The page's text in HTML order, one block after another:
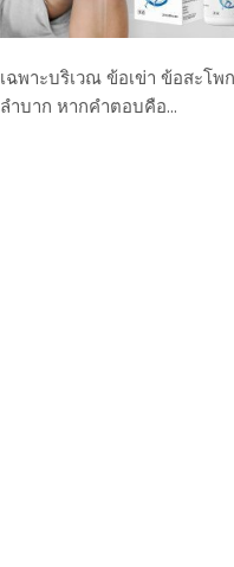
เฉพาะบริเวณ ข้อเข่า ข้อสะโ
ลำบาก หากคำตอบคือ...